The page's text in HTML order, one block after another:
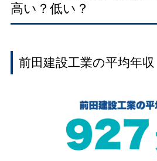
高い？低い？
前田建設工業の平均年収